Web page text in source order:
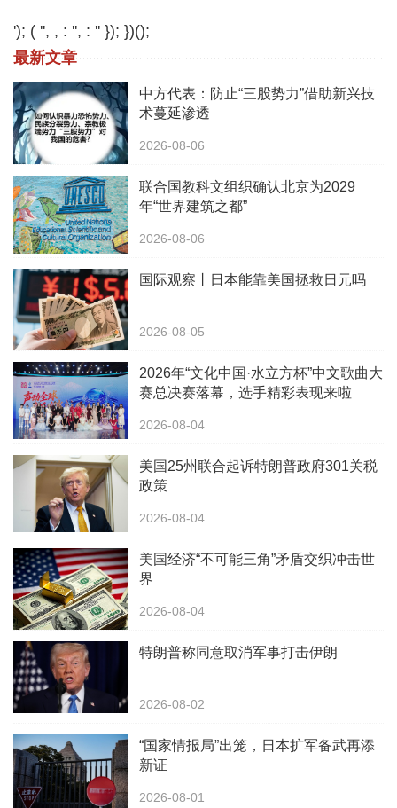
'); ( '', , : '', : '' }); })();
最新文章
中方代表：防止“三股势力”借助新兴技
术蔓延渗透
2026-08-06
联合国教科文组织确认北京为2029
年“世界建筑之都”
2026-08-06
国际观察丨日本能靠美国拯救日元吗
2026-08-05
2026年“文化中国·水立方杯”中文歌曲大
赛总决赛落幕，选手精彩表现来啦
2026-08-04
美国25州联合起诉特朗普政府301关税
政策
2026-08-04
美国经济“不可能三角”矛盾交织冲击世
界
2026-08-04
特朗普称同意取消军事打击伊朗
2026-08-02
“国家情报局”出笼，日本扩军备武再添
新证
2026-08-01